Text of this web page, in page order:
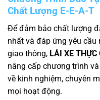
Chất Lượng E-E-A-T
Để đảm bảo chất lượng
nhất và đáp ứng yêu cầu
giao thông, LÁI XE
nâng cấp chương trình
về kinh nghiệm, chuyên
mọi hoạt động.